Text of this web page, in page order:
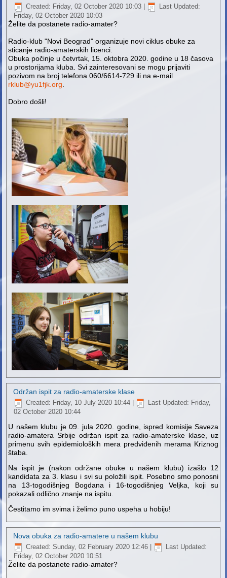
Created: Friday, 02 October 2020 10:03
Last Updated:
Friday, 02 October 2020 10:03
Želite da postanete radio-amater?
Radio-klub "Novi Beograd" organizuje novi ciklus obuke za
sticanje radio-amaterskih licenci.
Obuka počinje u četvrtak, 15. oktobra 2020. godine u 18 časova
u prostorijama kluba. Svi zainteresovani se mogu prijaviti
pozivom na broj telefona 060/6614-729 ili na e-mail
rklub@yu1fjk.org
Dobro došli!
Održan ispit za radio-amaterske klase
Created: Friday, 10 July 2020 10:44
Last Updated: Friday,
02 October 2020 10:44
U našem klubu je 09. jula 2020. godine, ispred komisije Saveza
radio-amatera Srbije održan ispit za radio-amaterske klase, uz
primenu svih epidemioloških mera predviđenih merama Kriznog
štaba.
Na ispit je (nakon održane obuke u našem klubu) izašlo 12
kandidata za 3. klasu i svi su položili ispit. Posebno smo ponosni
na 13-togodišnjeg Bogdana i 16-togodišnjeg Veljka, koji su
pokazali odlično znanje na ispitu.
Čestitamo im svima i želimo puno uspeha u hobiju!
Nova obuka za radio-amatere u našem klubu
Created: Sunday, 02 February 2020 12:46
Last Updated:
Friday, 02 October 2020 10:51
Želite da postanete radio-amater?